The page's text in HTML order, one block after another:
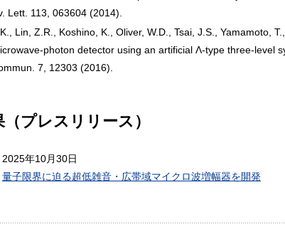
Lett. 113, 063604 (2014).
Lin, Z.R., Koshino, K., Oliver, W.D., Tsai, J.S., Yamamoto,
photon detector using an artificial Λ-type three-level
7, 12303 (2016).
プレスリリース）
2025年10月30日
量子限界に迫る超低雑音・広帯域マイクロ波増幅器を開発